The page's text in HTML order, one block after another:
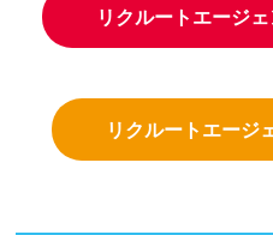
リクルートエージ
リクルートエージ